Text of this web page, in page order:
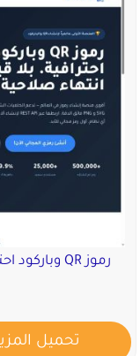
رموز QR وباركود احترافية. بلا قيود. بلا انتهاء صلاحية. للأبد.
تحميل